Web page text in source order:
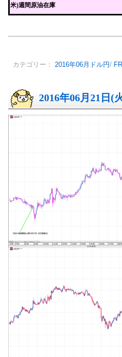
米)週間原油在庫
カテゴリー： 2016年06月ドル円/
2016年06月21日(